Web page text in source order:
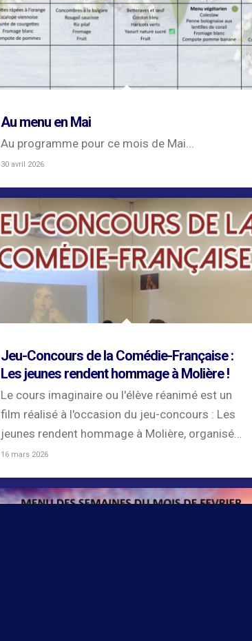
Au menu en Mai
Au programme pour ce mois de Mai...
30 avril 2026
Jeu-Concours de la Comédie-Française :
Les jeunes rendent hommage à Molière !
Le cours imaginaire ou l'élève réanimé est un
film réalisé à l'occasion du jeu-concours : Les
jeunes rendent hommage à Molière, organisé
par...
16 mars 2026